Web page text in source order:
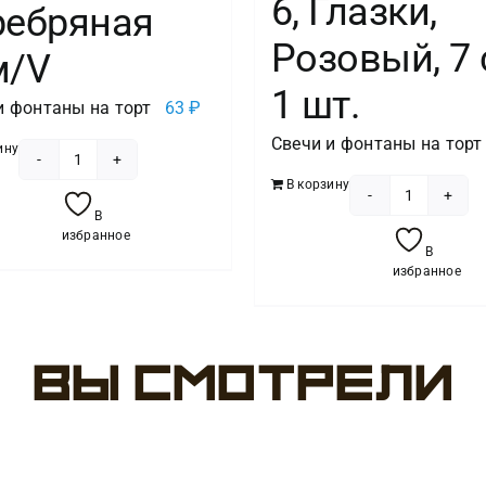
V
фонтаны на торт 63₽
товара
Свеча
В
избранное
6, Глазки,
Розовый, 7
1 шт.
Свечи и фонтаны на торт
В корзину
товара
Свеча
Розовый,
В
избранное
Вы смотрели